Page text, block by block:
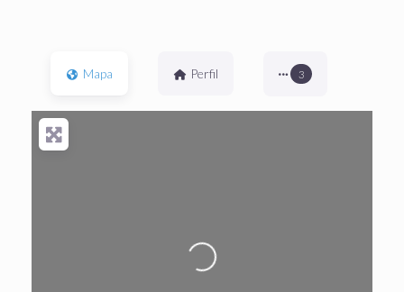
Mapa Perfil 3
Cargando…